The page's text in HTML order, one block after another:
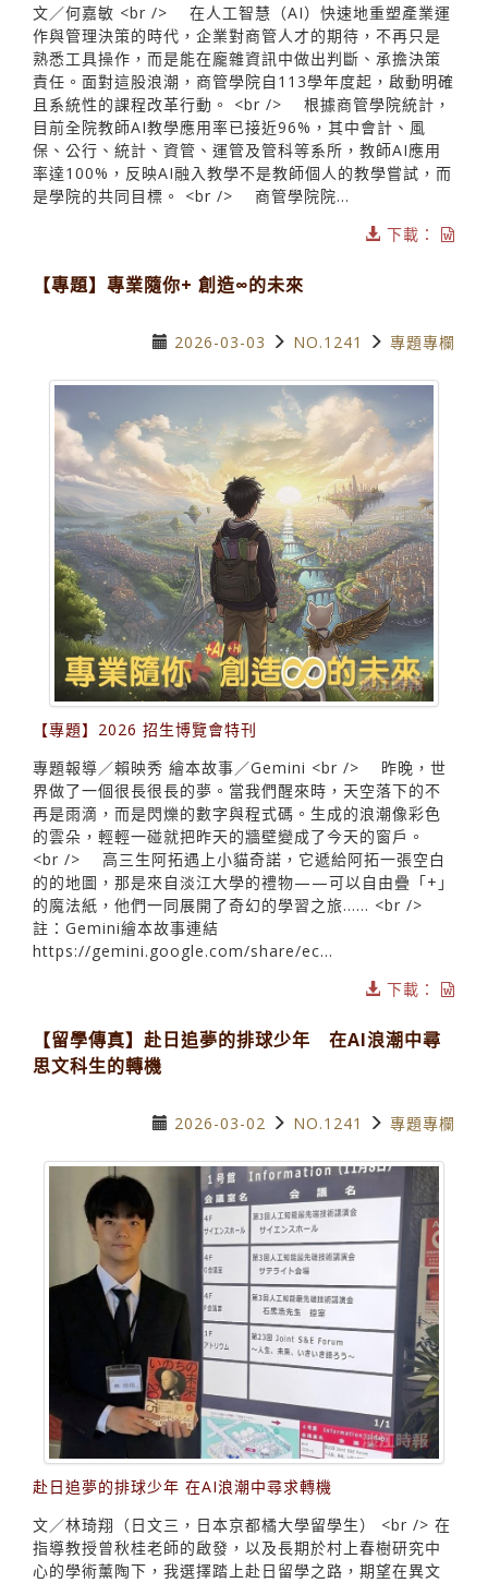
文／何嘉敏 <br /> 在人工智慧（AI）快速地重塑產業運
作與管理決策的時代，企業對商管人才的期待，不再只是
熟悉工具操作，而是能在龐雜資訊中做出判斷、承擔決策
責任。面對這股浪潮，商管學院自113學年度起，啟動明確
且系統性的課程改革行動。 <br /> 根據商管學院統計，
目前全院教師AI教學應用率已接近96%，其中會計、風
保、公行、統計、資管、運管及管科等系所，教師AI應用
率達100%，反映AI融入教學不是教師個人的教學嘗試，而
是學院的共同目標。 <br /> 商管學院院...
下載：
【專題】專業隨你+ 創造∞的未來
2026-03-03 NO.1241 專題專欄
【專題】2026 招生博覽會特刊
專題報導／賴映秀 繪本故事／Gemini <br /> 昨晚，世
界做了一個很長很長的夢。當我們醒來時，天空落下的不
再是雨滴，而是閃爍的數字與程式碼。生成的浪潮像彩色
的雲朵，輕輕一碰就把昨天的牆壁變成了今天的窗戶。
<br /> 高三生阿拓遇上小貓奇諾，它遞給阿拓一張空白
的的地圖，那是來自淡江大學的禮物——可以自由疊「+」
的魔法紙，他們一同展開了奇幻的學習之旅…… <br />
註：Gemini繪本故事連結
https://gemini.google.com/share/ec...
下載：
【留學傳真】赴日追夢的排球少年 在AI浪潮中尋
思文科生的轉機
2026-03-02 NO.1241 專題專欄
赴日追夢的排球少年 在AI浪潮中尋求轉機
文／林琦翔（日文三，日本京都橘大學留學生） <br /> 在
指導教授曾秋桂老師的啟發，以及長期於村上春樹研究中
心的學術薰陶下，我選擇踏上赴日留學之路，期望在異文